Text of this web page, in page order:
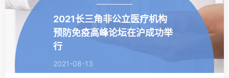
2021长三角非公立医疗机构
预防免疫高峰论坛在沪成功举
行
2021-08-13